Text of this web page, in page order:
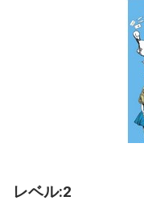
レベル:2